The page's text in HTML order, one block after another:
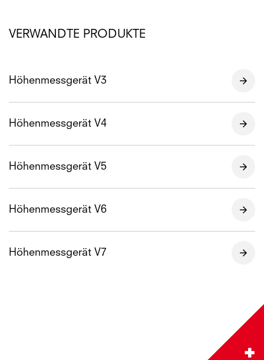
VERWANDTE PRODUKTE
Höhenmessgerät V3
Höhenmessgerät V4
Höhenmessgerät V5
Höhenmessgerät V6
Höhenmessgerät V7